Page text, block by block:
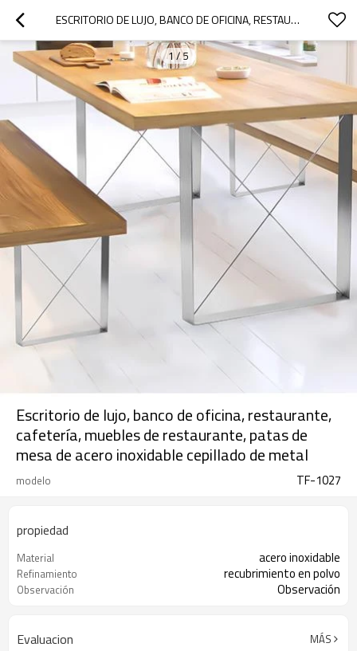
ESCRITORIO DE LUJO, BANCO DE OFICINA, RESTAURANTE, CAFETERÍA, MUEBLES DE RESTAURANTE, PATAS DE MESA DE ACERO INOXIDABLE CEPILLADO DE METAL
1/5
Escritorio de lujo, banco de oficina, restaurante,
cafetería, muebles de restaurante, patas de
mesa de acero inoxidable cepillado de metal
modelo TF-1027
propiedad
Material acero inoxidable
Refinamiento recubrimiento en polvo
Observación Observación
Evaluacion MÁS